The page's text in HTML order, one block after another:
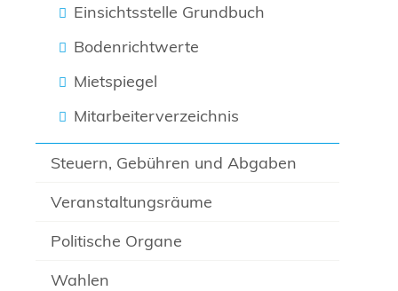
Einsichtsstelle Grundbuch
Bodenrichtwerte
Mietspiegel
Mitarbeiterverzeichnis
Steuern, Gebühren und Abgaben
Veranstaltungsräume
Politische Organe
Wahlen